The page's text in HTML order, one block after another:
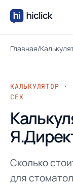
Главная/
КАЛЬКУЛЯТОР ·
СЕК
Сколько
для